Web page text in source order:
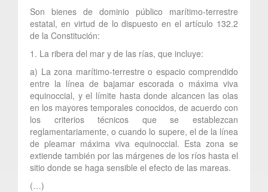
Son bienes de dominio público marítimo-terrestre
estatal, en virtud de lo dispuesto en el artículo 132.2
de la Constitución:
1. La ribera del mar y de las rías, que incluye:
a) La zona marítimo-terrestre o espacio comprendido
entre la línea de bajamar escorada o máxima viva
equinoccial, y el límite hasta donde alcancen las olas
en los mayores temporales conocidos, de acuerdo con
los criterios técnicos que se establezcan
reglamentariamente, o cuando lo supere, el de la línea
de pleamar máxima viva equinoccial. Esta zona se
extiende también por las márgenes de los ríos hasta el
sitio donde se haga sensible el efecto de las mareas.
(…)